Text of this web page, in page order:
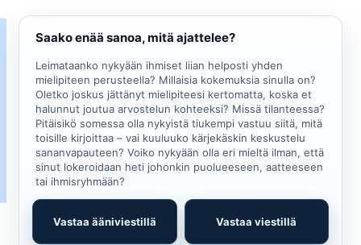
Saako enää sanoa, mitä ajattelee?
Leimataanko nykyään ihmiset liian helposti yhden
mielipiteen perusteella? Millaisia kokemuksia sinulla on?
Oletko joskus jättänyt mielipiteesi kertomatta, koska et
halunnut joutua arvostelun kohteeksi? Missä tilanteessa?
Pitäisikö somessa olla nykyistä tiukempi vastuu siitä, mitä
toisille kirjoittaa – vai kuuluuko kärjekäskin keskustelu
sananvapauteen? Voiko nykyään olla eri mieltä ilman, että
sinut lokeroidaan heti johonkin puolueeseen, aatteeseen
tai ihmisryhmään?
Vastaa ääniviestillä Vastaa viestillä